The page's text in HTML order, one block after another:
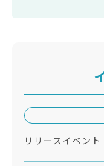
リリースイベント